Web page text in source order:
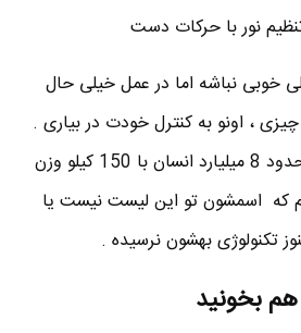
نور با حرکات دست
خوبی نباشه اما در عمل خیلی حال
، اونو به کنترل خودت در بیاری .
این یعنی در سال 2025 حدود 8 میلیارد انسان با 150 کیلو وزن
هم که اسمشون تو این لیست نیست یا
تکنولوژی بهشون نرسیده .
بخونید